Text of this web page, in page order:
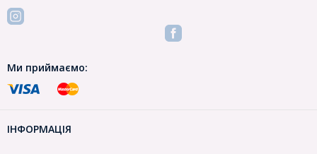
Ми приймаємо:
ІНФОРМАЦІЯ